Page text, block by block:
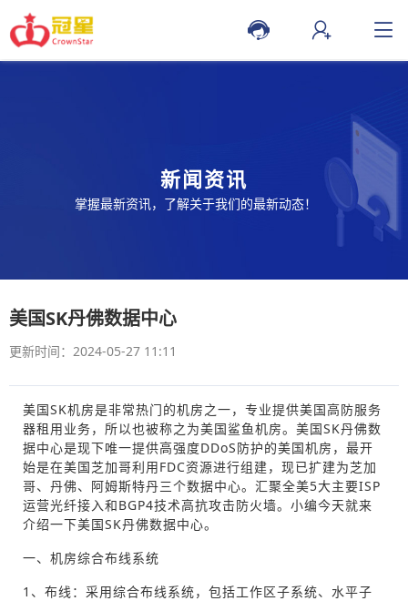
新闻资讯
掌握最新资讯，了解关于我们的最新动态！
美国SK丹佛数据中心
更新时间：2024-05-27 11:11
美国SK机房是非常热门的机房之一，专业提供美国高防服务
器租用业务，所以也被称之为美国鲨鱼机房。美国SK丹佛数
据中心是现下唯一提供高强度DDoS防护的美国机房，最开
始是在美国芝加哥利用FDC资源进行组建，现已扩建为芝加
哥、丹佛、阿姆斯特丹三个数据中心。汇聚全美5大主要ISP
运营光纤接入和BGP4技术高抗攻击防火墙。小编今天就来
介绍一下美国SK丹佛数据中心。
一、机房综合布线系统
1、布线：采用综合布线系统，包括工作区子系统、水平子